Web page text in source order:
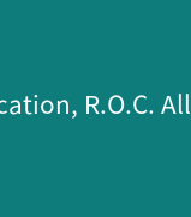
R.O.C. All